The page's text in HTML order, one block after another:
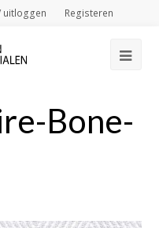
uitloggen Registeren
Bone-